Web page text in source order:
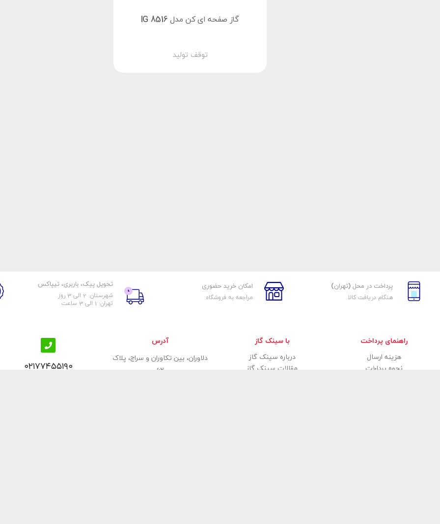
گاز صفحه ‌ای کن مدل IG 8516
توقف تولید
پرداخت در محل (تهران)
هنگام دریافت کالا
امکان خرید حضوری
مراجعه به فروشگاه
تحویل پیک، باربری، تیپاکس
شهرستان: 2 الی 3 روز
تهران: 1 الی 3 ساعت
راهنمای پرداخت
هزینه ارسال
نحوه پرداخت
با سینک گاز
درباره سینک گاز
مقالات سینک گاز
آدرس
دلاوران، بین تکاوران و سراج، پلاک
۶۲
۰۲۱۷۷۴۵۵۱۹۰